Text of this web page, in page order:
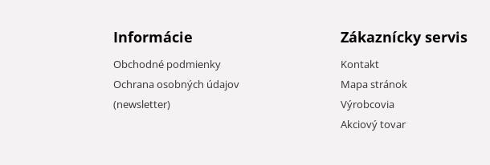
Informácie
Obchodné podmienky
Ochrana osobných údajov
(newsletter)
Zákaznícky servis
Kontakt
Mapa stránok
Výrobcovia
Akciový tovar